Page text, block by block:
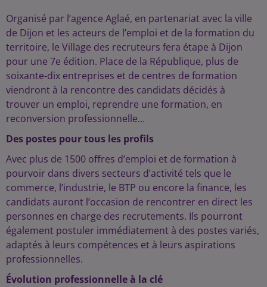
Organisé par l’agence Aglaé, en partenariat avec la ville
de Dijon et les acteurs de l’emploi et de la formation du
territoire, le Village des recruteurs fera étape à Dijon
pour une 7e édition. Place de la République, plus de
soixante-dix entreprises et de centres de formation
viendront à la rencontre des candidats décidés à
trouver un emploi, reprendre une formation, en
reconversion professionnelle...
Des postes pour tous les profils
Avec plus de 1500 offres d’emploi et de formation à
pourvoir dans divers secteurs d’activité tels que le
commerce, l’industrie, le BTP ou encore la finance, les
candidats auront l’occasion de rencontrer en direct les
personnes en charge des recrutements. Ils pourront
également postuler immédiatement à des postes variés,
adaptés à leurs compétences et à leurs aspirations
professionnelles.
Évolution professionnelle à la clé